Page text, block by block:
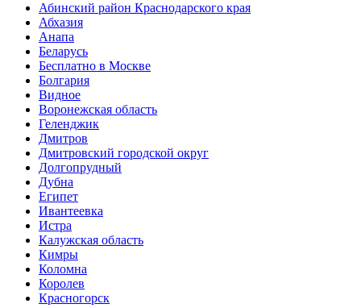
Абинский район Краснодарского края
Абхазия
Анапа
Беларусь
Бесплатно в Москве
Болгария
Видное
Воронежская область
Геленджик
Дмитров
Дмитровский городской округ
Долгопрудный
Дубна
Египет
Ивантеевка
Истра
Калужская область
Кимры
Коломна
Королев
Красногорск